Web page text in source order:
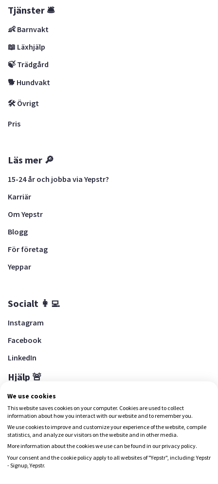
Tjänster 🛎
👶 Barnvakt
📖 Läxhjälp
🍃 Trädgård
🐕 Hundvakt
🛠 Övrigt
Pris
Läs mer 🔎
15-24 år och jobba via Yepstr?
Karriär
Om Yepstr
Blogg
För företag
Yeppar
Socialt 👩‍💻
Instagram
Facebook
LinkedIn
Hjälp 🚨
Hjälpcenter
Ladda ned Yepstr
Ladda ned Yepstr
We use cookies
This website saves cookies on your computer. Cookies are used to collect
information about how you interact with our website and to remember you.
We use cookies to improve and customize your experience of the website, compile
statistics, and analyze our visitors on the website and in other media.
More information about the cookies we use can be found in our privacy policy.
Your consent and the cookie policy apply to all websites of "Yepstr", including: Yepstr
- Signup, Yepstr.